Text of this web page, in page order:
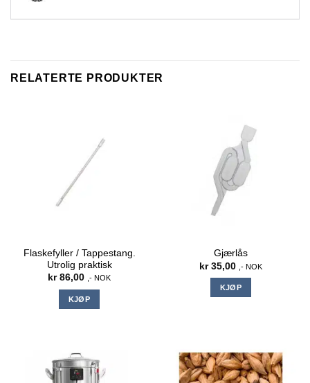
RELATERTE PRODUKTER
Flaskefyller / Tappestang.
Utrolig praktisk
kr86,00 ,- NOK
KJØP
Gjærlås
kr35,00 ,- NOK
KJØP